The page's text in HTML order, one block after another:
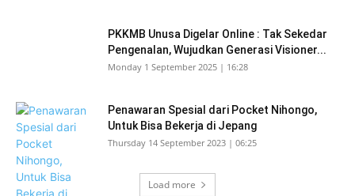
PKKMB Unusa Digelar Online : Tak Sekedar
Pengenalan, Wujudkan Generasi Visioner...
Monday 1 September 2025 | 16:28
Penawaran Spesial dari Pocket Nihongo,
Untuk Bisa Bekerja di Jepang
Thursday 14 September 2023 | 06:25
Load more